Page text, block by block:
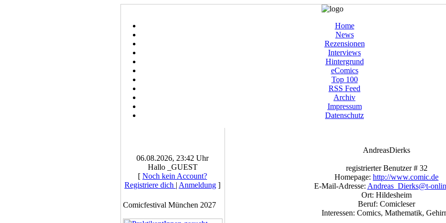
Home
News
Rezensionen
Interviews
Hintergrund
eComics
Top 100
RSS Feed
Archiv
Impressum
Datenschutz
06.08.2026, 23:42 Uhr
Hallo _GUEST
[ Noch kein Account?
Registriere dich | Anmeldung ]
Comicfestival München 2027
AndreasDierks
registrierter Benutzer # 32
Homepage: http://www.comic.de
E-Mail-Adresse: Andreas_Dierks@t-
Ort: Hildesheim
Beruf: Comicleser
Interessen: Comics, Mathematik,